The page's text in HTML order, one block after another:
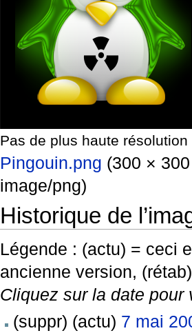
Pas de plus haute
Pingouin.png (300 ×
image/png)
Historique de
Légende : (actu) = ceci
ancienne version,
Cliquez sur la date pour
(suppr) (actu) 7 mai